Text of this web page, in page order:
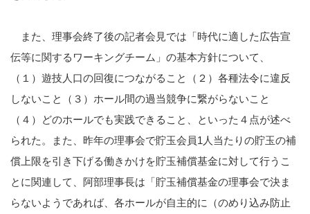
また、理事会終了後の記者会見では「時代に適した広告宣
伝等に関するワーキングチーム」の基本方針について、
（１）遊技人口の回復につながること（２）各種法令に違反
しないこと（３）ホール間の過当競争に繋がらないこと
（４）どのホールでも実践できること、といった４点が述べ
られた。また、昨年の理事会で貯玉会員1人当たりの貯玉の補
償上限を引き下げる働きかけを貯玉補償基金に対して行うこ
とに関連して、阿部理事長は「貯玉補償基金の理事会で決ま
らないようであれば、各ホールが自主的に（のめり込み防止